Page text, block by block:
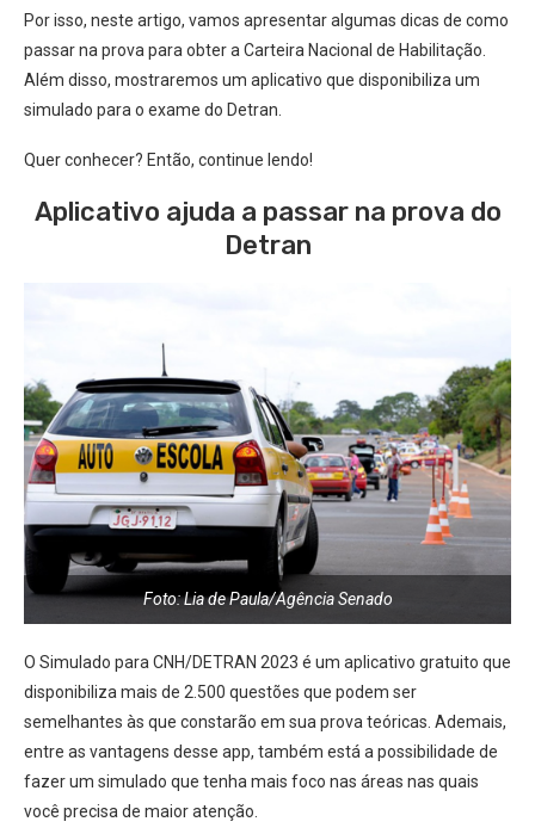
Por isso, neste artigo, vamos apresentar algumas dicas de como
passar na prova para obter a Carteira Nacional de Habilitação.
Além disso, mostraremos um aplicativo que disponibiliza um
simulado para o exame do Detran.
Quer conhecer? Então, continue lendo!
Aplicativo ajuda a passar na prova do
Detran
Foto: Lia de Paula/Agência Senado
O Simulado para CNH/DETRAN 2023 é um aplicativo gratuito que
disponibiliza mais de 2.500 questões que podem ser
semelhantes às que constarão em sua prova teóricas. Ademais,
entre as vantagens desse app, também está a possibilidade de
fazer um simulado que tenha mais foco nas áreas nas quais
você precisa de maior atenção.